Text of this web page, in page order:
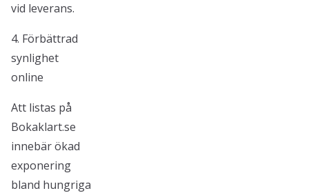
vid leverans.
4. Förbättrad
synlighet
online
Att listas på
Bokaklart.se
innebär ökad
exponering
bland hungriga